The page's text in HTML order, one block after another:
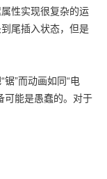
性实现很复杂的运
尾插入状态，但是
”而动画如同“电
可能是愚蠢的。对于